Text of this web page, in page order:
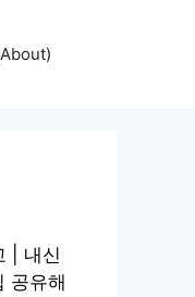
| 내신
공유해